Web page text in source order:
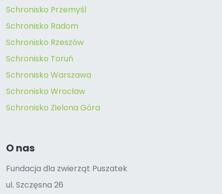
Schronisko Przemyśl
Schronisko Radom
Schronisko Rzeszów
Schronisko Toruń
Schronisko Warszawa
Schronisko Wrocław
Schronisko Zielona Góra
O nas
Fundacja dla zwierząt Puszatek
ul. Szczęsna 26